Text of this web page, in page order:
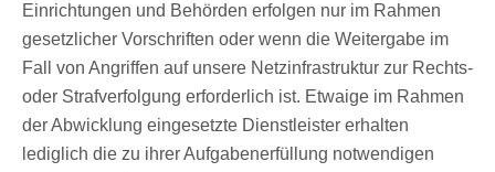
Einrichtungen und Behörden erfolgen nur im Rahmen
gesetzlicher Vorschriften oder wenn die Weitergabe im
Fall von Angriffen auf unsere Netzinfrastruktur zur Rechts-
oder Strafverfolgung erforderlich ist. Etwaige im Rahmen
der Abwicklung eingesetzte Dienstleister erhalten
lediglich die zu ihrer Aufgabenerfüllung notwendigen